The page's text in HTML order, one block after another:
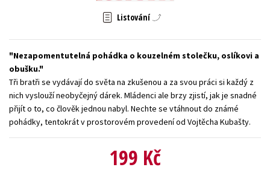
Zahraniční literatura
Listování
Nezapomentutelná pohádka o kouzelném stolečku, oslíkovi a
obušku.
Tři bratři se vydávají do světa na zkušenou a za svou práci si každý z
nich vyslouží neobyčejný dárek. Mládenci ale brzy zjistí, jak je snadné
přijít o to, co člověk jednou nabyl. Nechte se vtáhnout do známé
pohádky, tentokrát v prostorovém provedení od Vojtěcha Kubašty.
199 Kč